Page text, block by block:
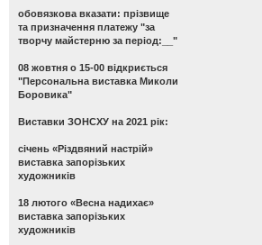
обовязкова вказати: прізвище
та призначення платежу "за
творчу майстерню за період:__"
08 жовтня о 15-00 відкриється
"Персональна виставка Миколи
Боровика"
Виставки ЗОНСХУ на 2021 рік:
січень «Різдвяний настрій»
виставка запорізьких
художників
18 лютого «Весна надихає»
виставка запорізьких
художників